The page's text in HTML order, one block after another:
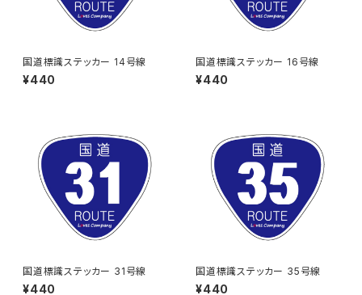
国道標識ステッカー 14号線
¥440
国道標識ステッカー 16号線
¥440
国道標識ステッカー 31号線
¥440
国道標識ステッカー 35号線
¥440